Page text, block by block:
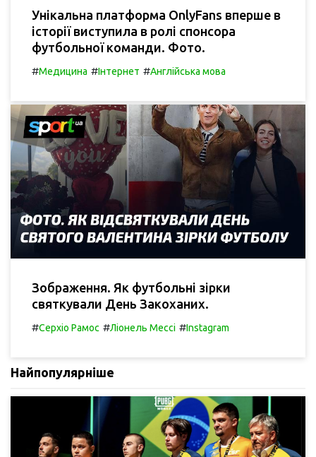
Унікальна платформа OnlyFans вперше в
історії виступила в ролі спонсора
футбольної команди. Фото.
#Медицина #Інтернет #Англійська мова
Зображення. Як футбольні зірки
святкували День Закоханих.
#Серхіо Рамос #Ліонель Мессі #Instagram
Найпопулярніше